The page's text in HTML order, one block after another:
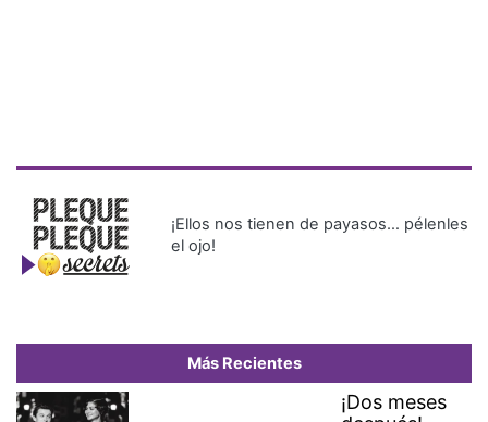
¡Ellos nos tienen de payasos… pélenles
el ojo!
Más Recientes
¡Dos meses